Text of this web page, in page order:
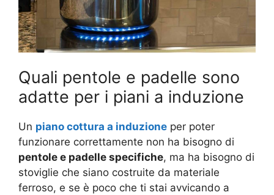
Quali pentole e padelle sono
adatte per i piani a induzione
Un piano cottura a induzione per poter
funzionare correttamente non ha bisogno di
pentole e padelle specifiche, ma ha bisogno di
stoviglie che siano costruite da materiale
ferroso, e se è poco che ti stai avvicando a